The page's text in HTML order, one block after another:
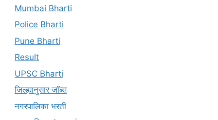
Mumbai Bharti
Police Bharti
Pune Bharti
Result
UPSC Bharti
जिल्ह्यानुसार जॉब्स
नगरपालिका भरती